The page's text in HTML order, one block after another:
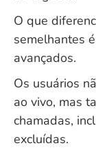
O que
semelhantes
avançados.
Os usuários
ao vivo, mas
chamadas,
excluídas.